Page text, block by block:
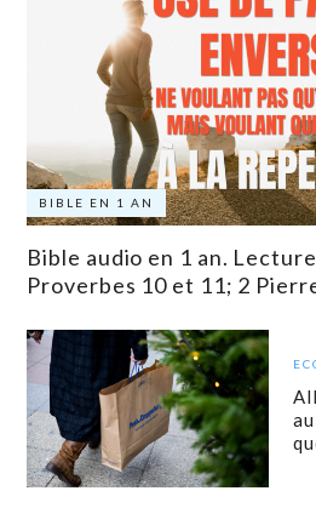
BIBLE EN 1 AN
Bible audio en 1 an.
Proverbes 10 et 11; 2